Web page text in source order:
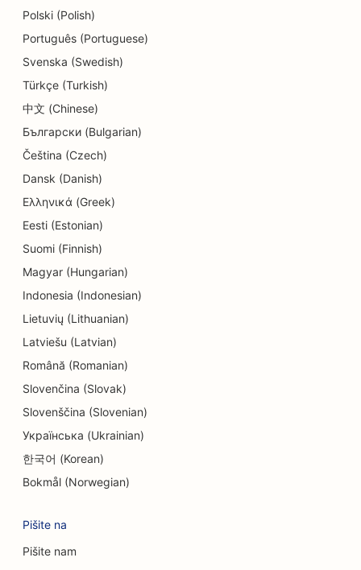
SEO za trgovine s podrobnostmi
SEO za trgovine s krofki
SEO za storitve izobraževanja in otroškega
SEO za kemične čistilnice
SEO za električarje
SEO za trgovine z elektroniko
SEO za endodontiste
SEO za zabavo in rekreacijo
SEO za inženirska podjetja
EO za etnične restavracije
SEO za storitve Facelift
SEO za družinske restavracije
SEO za restavracije Farm-to-Table
Polski (Polish)
Português (Portuguese)
Svenska (Swedish)
Türkçe (Turkish)
中文 (Chinese)
Български (Bulgarian)
Čeština (Czech)
Dansk (Danish)
Ελληνικά (Greek)
Eesti (Estonian)
Suomi (Finnish)
Magyar (Hungarian)
Indonesia (Indonesian)
Lietuvių (Lithuanian)
Latviešu (Latvian)
Română (Romanian)
Slovenčina (Slovak)
Slovenščina (Slovenian)
Українська (Ukrainian)
한국어 (Korean)
Bokmål (Norwegian)
Pišite na
Pišite nam